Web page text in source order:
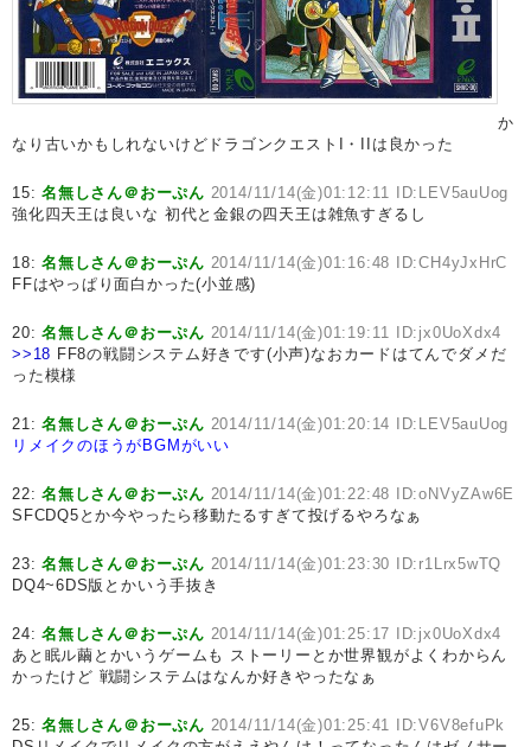
か
なり古いかもしれないけどドラゴンクエストI・IIは良かった
15:名無しさん＠おーぷん 2014/11/14(金)01:12:11 ID:LEV5auUog
強化四天王は良いな 初代と金銀の四天王は雑魚すぎるし
18:名無しさん＠おーぷん 2014/11/14(金)01:16:48 ID:CH4yJxHrC
FFはやっぱり面白かった(小並感)
20:名無しさん＠おーぷん 2014/11/14(金)01:19:11 ID:jx0UoXdx4
>>18 FF8の戦闘システム好きです(小声)なおカードはてんでダメだ
った模様
21:名無しさん＠おーぷん 2014/11/14(金)01:20:14 ID:LEV5auUog
リメイクのほうがBGMがいい
22:名無しさん＠おーぷん 2014/11/14(金)01:22:48 ID:oNVyZAw6E
SFCDQ5とか今やったら移動たるすぎて投げるやろなぁ
23:名無しさん＠おーぷん 2014/11/14(金)01:23:30 ID:r1Lrx5wTQ
DQ4~6DS版とかいう手抜き
24:名無しさん＠おーぷん 2014/11/14(金)01:25:17 ID:jx0UoXdx4
あと眠ル繭とかいうゲームも ストーリーとか世界観がよくわからん
かったけど 戦闘システムはなんか好きやったなぁ
25:名無しさん＠おーぷん 2014/11/14(金)01:25:41 ID:V6V8efuPk